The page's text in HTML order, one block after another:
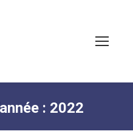
: 2022
êtes ici :